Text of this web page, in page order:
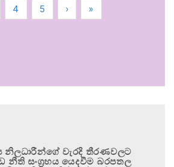
4 5 › »
නිලධාරීන්ගේ වැරදි තීරණවලට
නීති සංග්‍රහය යෙදවීම බරපතල